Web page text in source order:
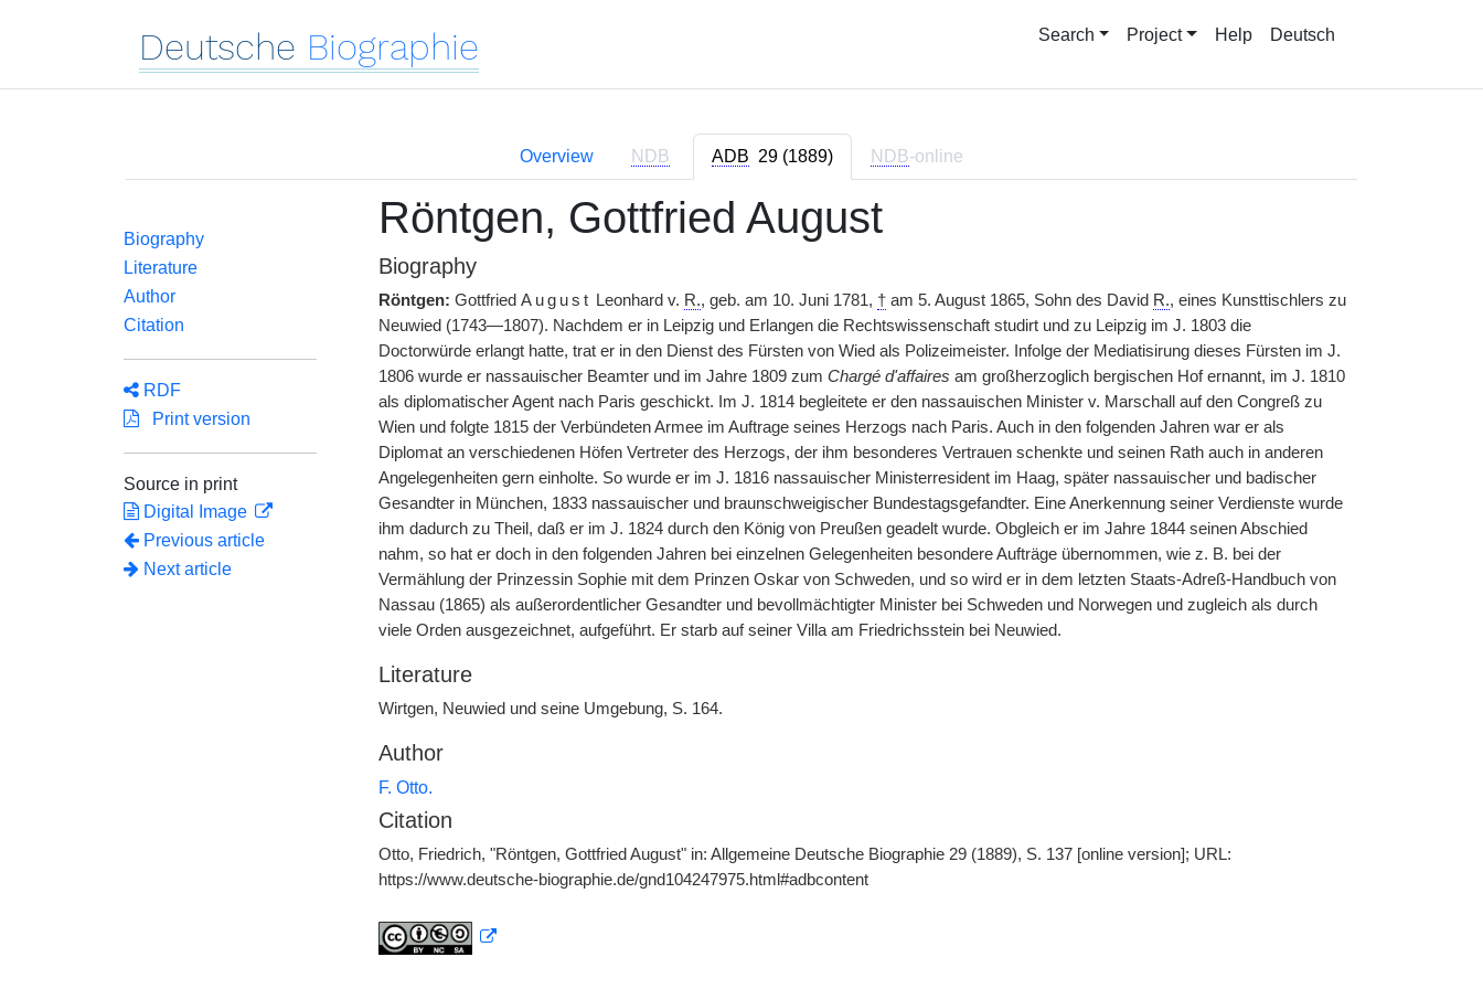
Deutsche Biographie Search Project Help Deutsch
Overview NDB ADB 29 (1889) NDB-online
Biography
Literature
Author
Citation
RDF
Print version
Source in print
Digital Image
Previous article
Next article
Röntgen, Gottfried August
Biography
Röntgen: Gottfried August Leonhard v. R., geb. am 10. Juni 1781, †am 5. August 1865, Sohn des David R., eines Kunsttischlers zu
Neuwied (1743—1807). Nachdem er in Leipzig und Erlangen die Rechtswissenschaft studirt und zu Leipzig im J. 1803 die
Doctorwürde erlangt hatte, trat er in den Dienst des Fürsten von Wied als Polizeimeister. Infolge der Mediatisirung dieses Fürsten im J.
1806 wurde er nassauischer Beamter und im Jahre 1809 zum Chargé d'affaires am großherzoglich bergischen Hof ernannt, im J. 1810
als diplomatischer Agent nach Paris geschickt. Im J. 1814 begleitete er den nassauischen Minister v. Marschall auf den Congreß zu
Wien und folgte 1815 der Verbündeten Armee im Auftrage seines Herzogs nach Paris. Auch in den folgenden Jahren war er als
Diplomat an verschiedenen Höfen Vertreter des Herzogs, der ihm besonderes Vertrauen schenkte und seinen Rath auch in anderen
Angelegenheiten gern einholte. So wurde er im J. 1816 nassauischer Ministerresident im Haag, später nassauischer und badischer
Gesandter in München, 1833 nassauischer und braunschweigischer Bundestagsgefandter. Eine Anerkennung seiner Verdienste wurde
ihm dadurch zu Theil, daß er im J. 1824 durch den König von Preußen geadelt wurde. Obgleich er im Jahre 1844 seinen Abschied
nahm, so hat er doch in den folgenden Jahren bei einzelnen Gelegenheiten besondere Aufträge übernommen, wie z. B. bei der
Vermählung der Prinzessin Sophie mit dem Prinzen Oskar von Schweden, und so wird er in dem letzten Staats-Adreß-Handbuch von
Nassau (1865) als außerordentlicher Gesandter und bevollmächtigter Minister bei Schweden und Norwegen und zugleich als durch
viele Orden ausgezeichnet, aufgeführt. Er starb auf seiner Villa am Friedrichsstein bei Neuwied.
Literature
Wirtgen, Neuwied und seine Umgebung, S. 164.
Author
F. Otto.
Citation
Otto, Friedrich, "Röntgen, Gottfried August" in: Allgemeine Deutsche Biographie 29 (1889), S. 137 [online version]; URL:
https://www.deutsche-biographie.de/gnd104247975.html#adbcontent